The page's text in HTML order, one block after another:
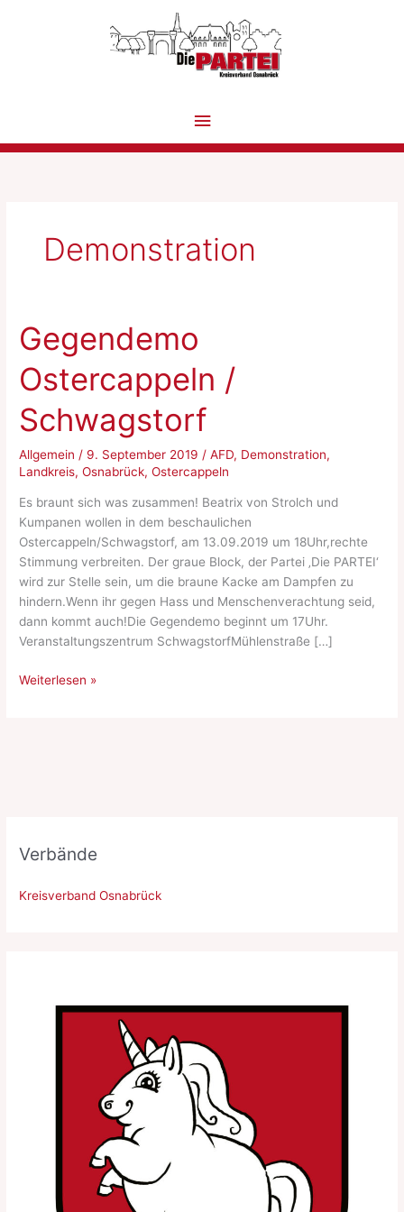
Hauptmenü
Demonstration
Gegendemo
Ostercappeln /
Schwagstorf
Allgemein / 9. September 2019 /AFD, Demonstration,
Landkreis,Osnabrück,Ostercappeln
Es braunt sich was zusammen! Beatrix von Strolch und
Kumpanen wollen in dem beschaulichen
Ostercappeln/Schwagstorf, am 13.09.2019 um 18Uhr,rechte
Stimmung verbreiten. Der graue Block, der Partei ‚Die PARTEI‘
wird zur Stelle sein, um die braune Kacke am Dampfen zu
hindern.Wenn ihr gegen Hass und Menschenverachtung seid,
dann kommt auch!Die Gegendemo beginnt um 17Uhr.
Veranstaltungszentrum SchwagstorfMühlenstraße […]
Gegendemo
Weiterlesen »
Verbände
Kreisverband Osnabrück